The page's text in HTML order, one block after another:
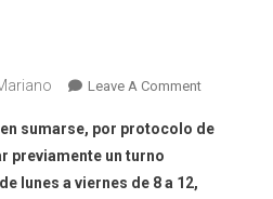
Leave A CommentOn
Sigue
sumarse, por protocolo de
previamente un turno
lunes a viernes de 8 a 12,